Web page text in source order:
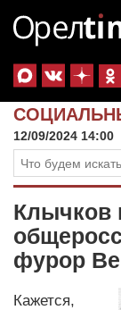
12/09/2024 14:00
Клычков
фурор
Кажется,